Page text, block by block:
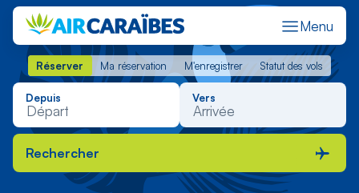
Menu
Réserver Ma réservation M'enregistrer Statut des vols
Réserver Ma réservation M'enregistrer Statut des vols
Depuis Vers
Rechercher